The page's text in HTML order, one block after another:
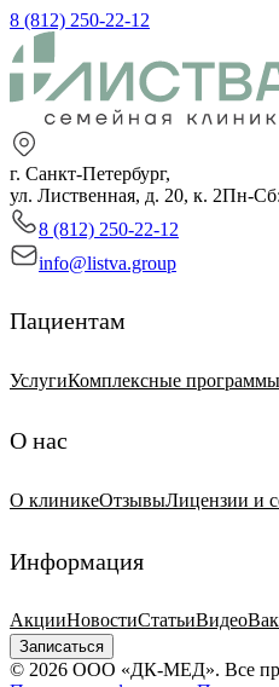
8 (812) 250-22-12
г. Санкт-Петербург,
ул. Лиственная, д. 20, к. 2Пн-Сб:
8 (812) 250-22-12
info@listva.group
Пациентам
УслугиКомплексные программы
О нас
О клиникеОтзывыЛицензии и
Информация
АкцииНовостиСтатьиВидео
Записаться
© 2026 ООО «ДК-МЕД». Все